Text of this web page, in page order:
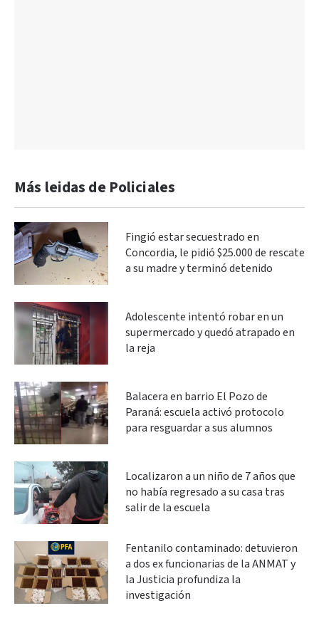
Más leidas de Policiales
Fingió estar secuestrado en
Concordia, le pidió $25.000 de rescate
a su madre y terminó detenido
Adolescente intentó robar en un
supermercado y quedó atrapado en
la reja
Balacera en barrio El Pozo de
Paraná: escuela activó protocolo
para resguardar a sus alumnos
Localizaron a un niño de 7 años que
no había regresado a su casa tras
salir de la escuela
Fentanilo contaminado: detuvieron
a dos ex funcionarias de la ANMAT y
la Justicia profundiza la
investigación